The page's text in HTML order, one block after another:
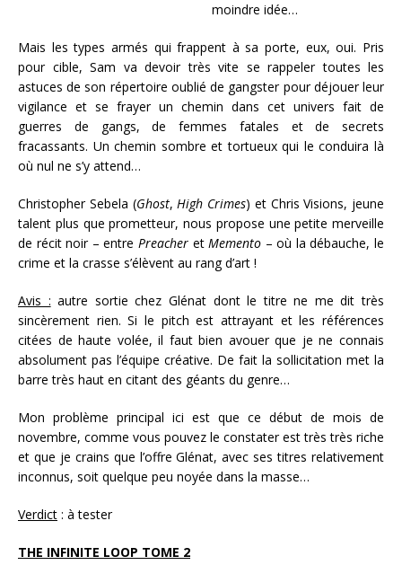
moindre idée…
Mais les types armés qui frappent à sa porte, eux, oui. Pris
pour cible, Sam va devoir très vite se rappeler toutes les
astuces de son répertoire oublié de gangster pour déjouer leur
vigilance et se frayer un chemin dans cet univers fait de
guerres de gangs, de femmes fatales et de secrets
fracassants. Un chemin sombre et tortueux qui le conduira là
où nul ne s’y attend…
Christopher Sebela (Ghost,High Crimes) et Chris Visions, jeune
talent plus que prometteur, nous propose une petite merveille
de récit noir – entre PreacheretMemento – où la débauche, le
crime et la crasse s’élèvent au rang d’art !
Avis : autre sortie chez Glénat dont le titre ne me dit très
sincèrement rien. Si le pitch est attrayant et les références
citées de haute volée, il faut bien avouer que je ne connais
absolument pas l’équipe créative. De fait la sollicitation met la
barre très haut en citant des géants du genre…
Mon problème principal ici est que ce début de mois de
novembre, comme vous pouvez le constater est très très riche
et que je crains que l’offre Glénat, avec ses titres relativement
inconnus, soit quelque peu noyée dans la masse…
Verdict : à tester
THE INFINITE LOOP TOME 2